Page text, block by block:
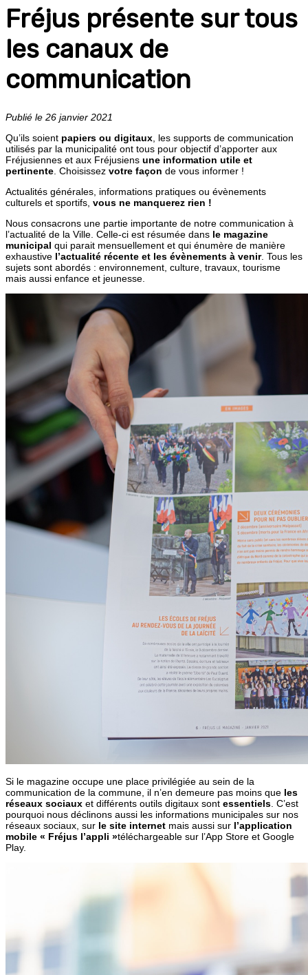
Fréjus présente sur tous
les canaux de
communication
Publié le 26 janvier 2021
Qu’ils soient papiers ou digitaux , les supports de communication
utilisés par la municipalité ont tous pour objectif d’apporter aux
Fréjusiennes et aux Fréjusiens une information utile et
pertinente . Choisissez votre façon de vous informer !
Actualités générales, informations pratiques ou évènements
culturels et sportifs, vous ne manquerez rien !
Nous consacrons une partie importante de notre communication à
l’actualité de la Ville. Celle-ci est résumée dans le magazine
municipal qui parait mensuellement et qui énumère de manière
exhaustive l’actualité récente et les évènements à venir. Tous les
sujets sont abordés : environnement, culture, travaux, tourisme
mais aussi enfance et jeunesse.
Si le magazine occupe une place privilégiée au sein de la
communication de la commune, il n’en demeure pas moins que les
réseaux sociaux et différents outils digitaux sont essentiels . C’est
pourquoi nous déclinons aussi les informations municipales sur nos
réseaux sociaux, sur le site internet mais aussi sur l’application
mobile « Fréjus l’appli »téléchargeable sur l’App Store et Google
Play.